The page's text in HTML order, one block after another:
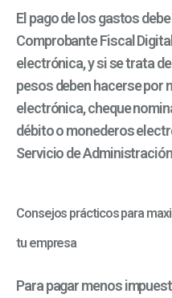
El pago de los gastos
Comprobante Fiscal
electrónica, y si se trata
pesos deben hacerse por
electrónica, cheque
débito o monederos
Servicio de
Consejos prácticos para
tu empresa
Para pagar menos